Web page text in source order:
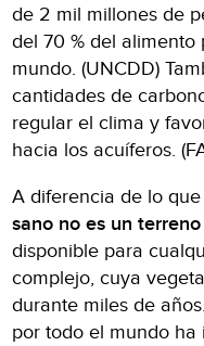
de 2 mil millones de
del 70 % del
mundo. (UNCDD)
cantidades de
regular el clima y
hacia los acuíferos.
A diferencia de lo
sano no es un terreno
disponible para
complejo, cuya
durante miles de
por todo el mundo